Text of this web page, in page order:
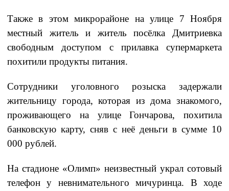
Также в этом микрорайоне на улице 7 Ноября
местный житель и житель посёлка Дмитриевка
свободным доступом с прилавка супермаркета
похитили продукты питания.
Сотрудники уголовного розыска задержали
жительницу города, которая из дома знакомого,
проживающего на улице Гончарова, похитила
банковскую карту, сняв с неё деньги в сумме 10
000 рублей.
На стадионе «Олимп» неизвестный украл сотовый
телефон у невнимательного мичуринца. В ходе